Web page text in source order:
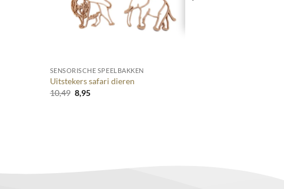
SENSORISCHE SPEELBAKKEN
Uitstekers safari dieren
10,49 Oorspronkelijke
prijs
8,95Huidige